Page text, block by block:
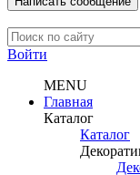
Войти
MENU
Главная
Каталог
Каталог